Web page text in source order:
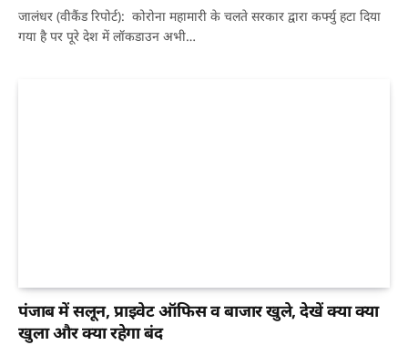
जालंधर (वीकैंड रिपोर्ट): कोरोना महामारी के चलते सरकार द्वारा कर्फ्यु हटा दिया
गया है पर पूरे देश में लॉकडाउन अभी…
पंजाब में सलून, प्राइवेट ऑफिस व बाजार खुले, देखें क्या क्या
खुला और क्या रहेगा बंद